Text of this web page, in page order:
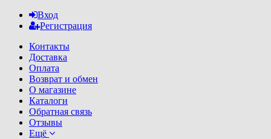
Вход
Регистрация
Контакты
Доставка
Оплата
Возврат и обмен
О магазине
Каталоги
Обратная связь
Отзывы
Ещё